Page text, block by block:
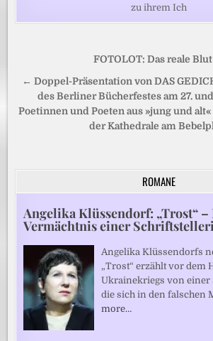
zu ihrem Ich
Beitragsnavigation
FOTOLOT: Das reale
← Doppel-Präsentation von DAS
des Berliner Bücherfestes am 27.
Poetinnen und Poeten aus »jung und
der Kathedrale am
ROMANE
Angelika Klüssendorf: „Trost“ –
Vermächtnis einer
Angelika Klüssendorfs
„Trost“ erzählt vor dem
Ukrainekriegs von
die sich in den falschen
more…